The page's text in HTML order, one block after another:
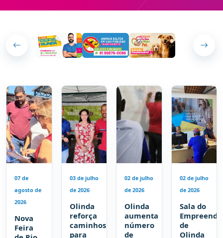
07 de
agosto de
2026
Nova
Feira
03 de julho
de 2026
Olinda
reforça
caminhos
para
02 de julho
de 2026
Olinda
aumenta
número
de
02 de julho
de 2026
Sala do
de
Olinda